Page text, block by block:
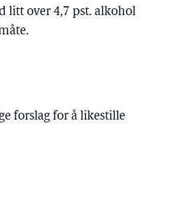
litt over 4,7 pst. alkohol
forslag for å likestille